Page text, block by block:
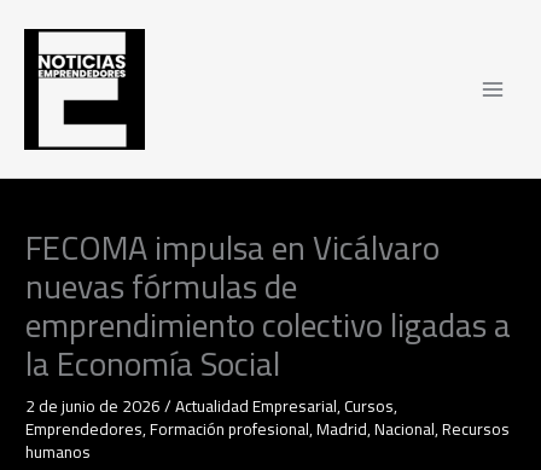
contenido
FECOMA impulsa en Vicálvaro
nuevas fórmulas de
emprendimiento colectivo ligadas a
la Economía Social
2 de junio de 2026/Actualidad Empresarial,Cursos,
Emprendedores,Formación profesional,Madrid,Nacional,Recursos
humanos